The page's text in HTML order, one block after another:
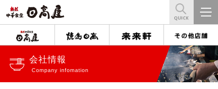
会社情報
Company infomation